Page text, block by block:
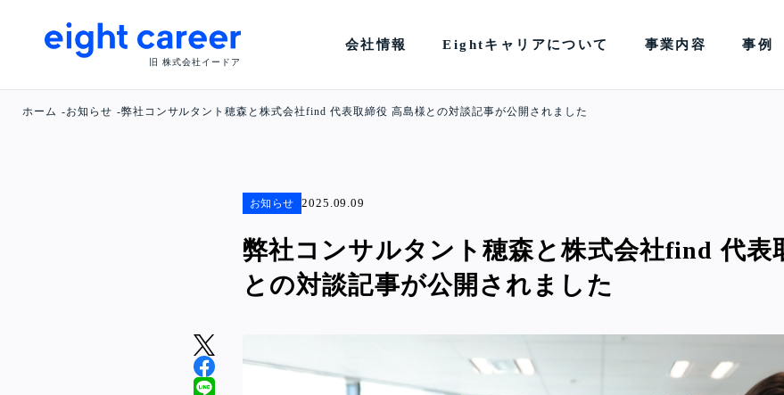
旧 株式会社イードア
会社情報 Eightキャリアについて 事業内容 事例
ホーム お知らせ 弊社コンサルタント穂森と株式会社find 代表取締役 高島様との対談記事が公開されました
お知らせ 2025.09.09
弊社コンサルタント穂森と株式会社find 代表
との対談記事が公開されました